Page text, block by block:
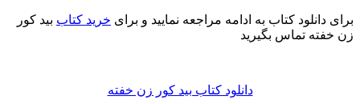
برای دانلود کتاب به ادامه مراجعه نمایید و برای خرید کتاب بید کور
زن خفته تماس بگیرید
دانلود کتاب بید کور زن خفته